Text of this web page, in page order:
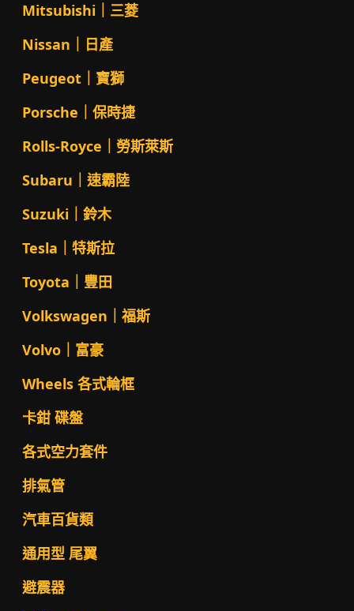
Mitsubishi｜三菱
Nissan｜日產
Peugeot｜寶獅
Porsche｜保時捷
Rolls-Royce｜勞斯萊斯
Subaru｜速霸陸
Suzuki｜鈴木
Tesla｜特斯拉
Toyota｜豐田
Volkswagen｜福斯
Volvo｜富豪
Wheels 各式輪框
卡鉗 碟盤
各式空力套件
排氣管
汽車百貨類
通用型 尾翼
避震器